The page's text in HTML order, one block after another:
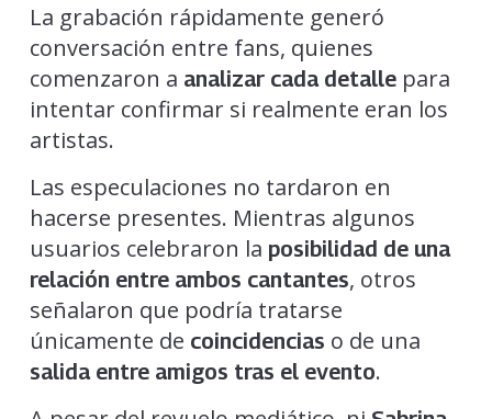
La grabación rápidamente generó
conversación entre fans, quienes
comenzaron a analizar cada detallepara
intentar confirmar si realmente eran los
artistas.
Las especulaciones no tardaron en
hacerse presentes. Mientras algunos
usuarios celebraron la posibilidad de una
relación entre ambos cantantes, otros
señalaron que podría tratarse
únicamente de coincidencias o de una
salida entre amigos tras el evento.